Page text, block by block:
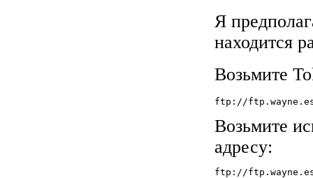
Я
находится
Возьмите
ftp://
Возьмите
адресу:
ftp://